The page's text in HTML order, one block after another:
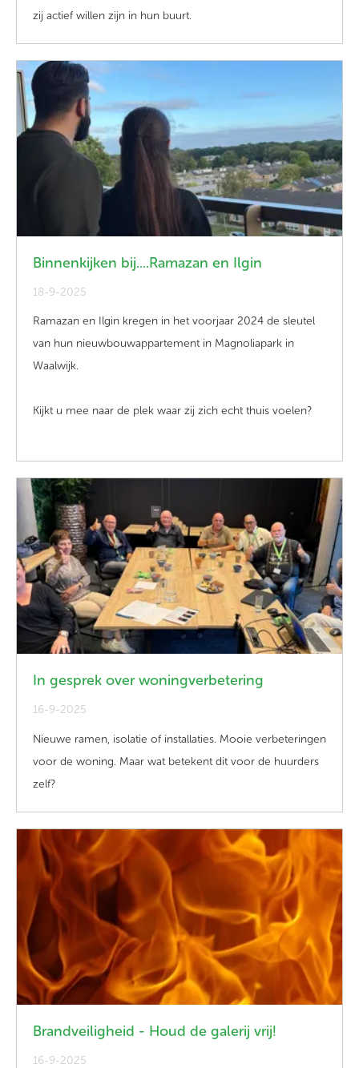
zij actief willen zijn in hun buurt.
Binnenkijken bij....Ramazan en Ilgin
18-9-2025
Ramazan en Ilgin kregen in het voorjaar 2024 de sleutel
van hun nieuwbouwappartement in Magnoliapark in
Waalwijk.
Kijkt u mee naar de plek waar zij zich echt thuis voelen?
In gesprek over woningverbetering
16-9-2025
Nieuwe ramen, isolatie of installaties. Mooie verbeteringen
voor de woning. Maar wat betekent dit voor de huurders
zelf?
Brandveiligheid - Houd de galerij vrij!
16-9-2025